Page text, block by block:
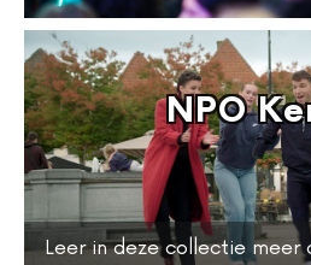
NPO
Leer in deze collectie meer